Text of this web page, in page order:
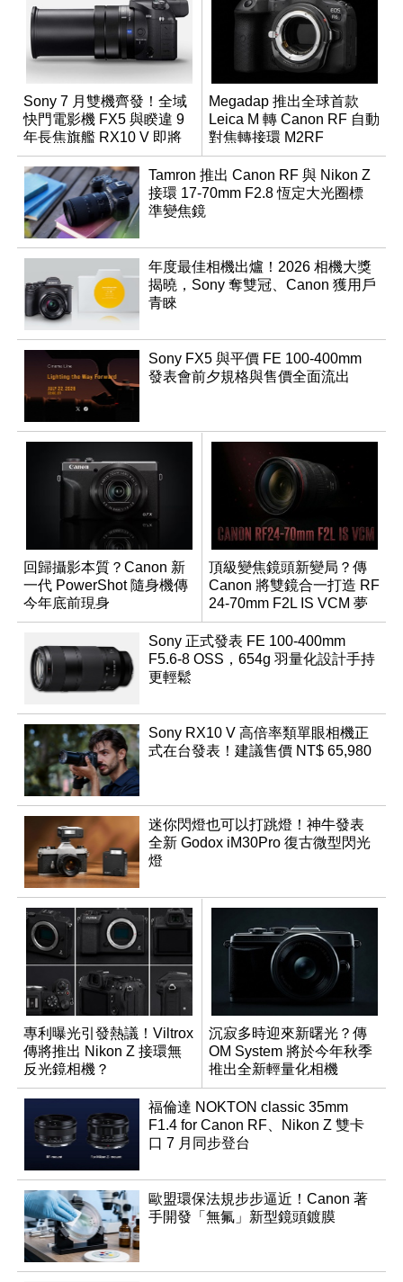
Sony 7 月雙機齊發！全域
快門電影機 FX5 與睽違 9
年長焦旗艦 RX10 V 即將
登場
Megadap 推出全球首款
Leica M 轉 Canon RF 自動
對焦轉接環 M2RF
Tamron 推出 Canon RF 與 Nikon Z
接環 17-70mm F2.8 恆定大光圈標
準變焦鏡
年度最佳相機出爐！2026 相機大獎
揭曉，Sony 奪雙冠、Canon 獲用戶
青睞
Sony FX5 與平價 FE 100-400mm
發表會前夕規格與售價全面流出
回歸攝影本質？Canon 新
一代 PowerShot 隨身機傳
今年底前現身
頂級變焦鏡頭新變局？傳
Canon 將雙鏡合一打造 RF
24-70mm F2L IS VCM 夢
幻規格
Sony 正式發表 FE 100-400mm
F5.6-8 OSS，654g 羽量化設計手持
更輕鬆
Sony RX10 V 高倍率類單眼相機正
式在台發表！建議售價 NT$ 65,980
迷你閃燈也可以打跳燈！神牛發表
全新 Godox iM30Pro 復古微型閃光
燈
專利曝光引發熱議！Viltrox
傳將推出 Nikon Z 接環無
反光鏡相機？
沉寂多時迎來新曙光？傳
OM System 將於今年秋季
推出全新輕量化相機
福倫達 NOKTON classic 35mm
F1.4 for Canon RF、Nikon Z 雙卡
口 7 月同步登台
歐盟環保法規步步逼近！Canon 著
手開發「無氟」新型鏡頭鍍膜